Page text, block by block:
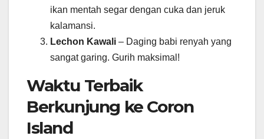
ikan mentah segar dengan cuka dan jeruk
kalamansi.
Lechon Kawali – Daging babi renyah yang
sangat garing. Gurih maksimal!
Waktu Terbaik
Berkunjung ke Coron
Island